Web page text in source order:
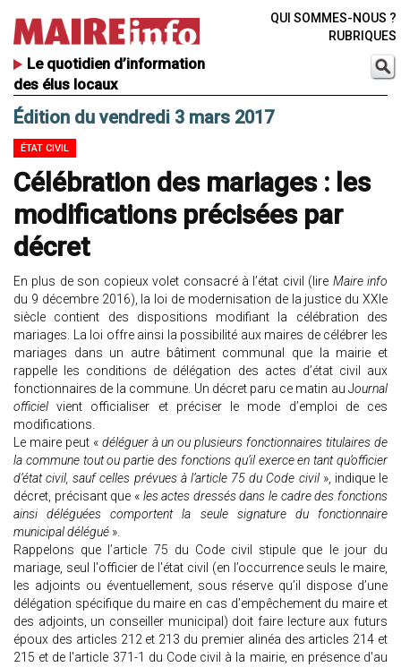
Le quotidien d’information
des élus locaux
QUI SOMMES-NOUS ?
RUBRIQUES
Édition du vendredi 3 mars 2017
ÉTAT CIVIL
Célébration des mariages : les
modifications précisées par
décret
En plus de son copieux volet consacré à l’état civil (lire Maire info
du 9 décembre 2016), la loi de modernisation de la justice du XXIe
siècle contient des dispositions modifiant la célébration des
mariages. La loi offre ainsi la possibilité aux maires de célébrer les
mariages dans un autre bâtiment communal que la mairie et
rappelle les conditions de délégation des actes d’état civil aux
fonctionnaires de la commune. Un décret paru ce matin au Journal
officiel vient officialiser et préciser le mode d’emploi de ces
modifications.
Le maire peut « déléguer à un ou plusieurs fonctionnaires titulaires de
la commune tout ou partie des fonctions qu’il exerce en tant qu’officier
d’état civil, sauf celles prévues à l’article 75 du Code civil», indique le
décret, précisant que « les actes dressés dans le cadre des fonctions
ainsi déléguées comportent la seule signature du fonctionnaire
municipal délégué ».
Rappelons que l’article 75 du Code civil stipule que le jour du
mariage, seul l'officier de l'état civil (en l’occurrence seuls le maire,
les adjoints ou éventuellement, sous réserve qu’il dispose d’une
délégation spécifique du maire en cas d’empêchement du maire et
des adjoints, un conseiller municipal) doit faire lecture aux futurs
époux des articles 212 et 213 du premier alinéa des articles 214 et
215 et de l'article 371-1 du Code civil à la mairie, en présence d'au